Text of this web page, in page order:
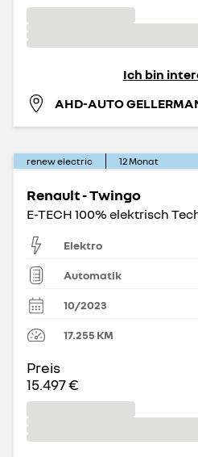
Ich bin
AHD-AUTO
renew electric 12Monat
Renault - Twingo
E-TECH 100% elektrisch
Elektro
Automatik
10/2023
17.255 KM
Preis
15.497 €